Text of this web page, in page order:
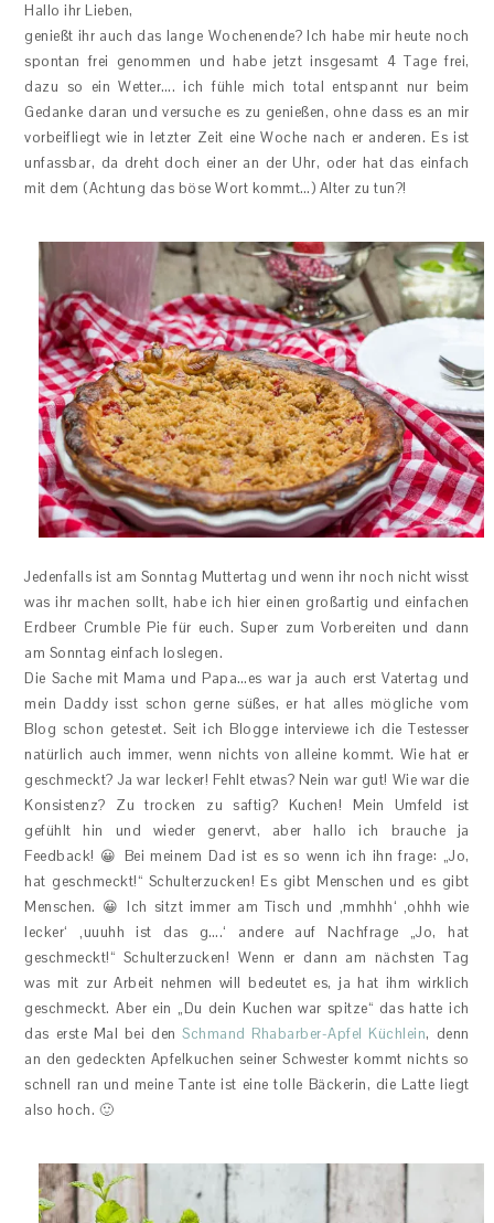
Hallo ihr Lieben,
genießt ihr auch das lange Wochenende? Ich habe mir heute noch
spontan frei genommen und habe jetzt insgesamt 4 Tage frei,
dazu so ein Wetter…. ich fühle mich total entspannt nur beim
Gedanke daran und versuche es zu genießen, ohne dass es an mir
vorbeifliegt wie in letzter Zeit eine Woche nach er anderen. Es ist
unfassbar, da dreht doch einer an der Uhr, oder hat das einfach
mit dem (Achtung das böse Wort kommt…) Alter zu tun?!
Jedenfalls ist am Sonntag Muttertag und wenn ihr noch nicht wisst
was ihr machen sollt, habe ich hier einen großartig und einfachen
Erdbeer Crumble Pie für euch. Super zum Vorbereiten und dann
am Sonntag einfach loslegen.
Die Sache mit Mama und Papa…es war ja auch erst Vatertag und
mein Daddy isst schon gerne süßes, er hat alles mögliche vom
Blog schon getestet. Seit ich Blogge interviewe ich die Testesser
natürlich auch immer, wenn nichts von alleine kommt. Wie hat er
geschmeckt? Ja war lecker! Fehlt etwas? Nein war gut! Wie war die
Konsistenz? Zu trocken zu saftig? Kuchen! Mein Umfeld ist
gefühlt hin und wieder genervt, aber hallo ich brauche ja
Feedback! 😀 Bei meinem Dad ist es so wenn ich ihn frage: „Jo,
hat geschmeckt!“ Schulterzucken! Es gibt Menschen und es gibt
Menschen. 😀 Ich sitzt immer am Tisch und ‚mmhhh‘ ‚ohhh wie
lecker‘ ‚uuuhh ist das g….‘ andere auf Nachfrage „Jo, hat
geschmeckt!“ Schulterzucken! Wenn er dann am nächsten Tag
was mit zur Arbeit nehmen will bedeutet es, ja hat ihm wirklich
geschmeckt. Aber ein „Du dein Kuchen war spitze“ das hatte ich
das erste Mal bei denSchmand Rhabarber-Apfel Küchlein, denn
an den gedeckten Apfelkuchen seiner Schwester kommt nichts so
schnell ran und meine Tante ist eine tolle Bäckerin, die Latte liegt
also hoch. 🙂